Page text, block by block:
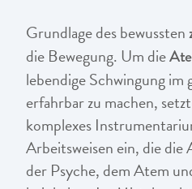
Grundlage des bewussten
die Bewegung. Um die
lebendige Schwingung im
erfahrbar zu machen,
komplexes
Arbeitsweisen ein, die
der Psyche, dem Atem